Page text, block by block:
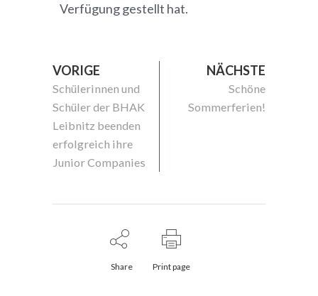
Verfügung gestellt hat.
VORIGE
Schülerinnen und
Schüler der BHAK
Leibnitz beenden
erfolgreich ihre
Junior Companies
NÄCHSTE
Schöne
Sommerferien!
Share Print page